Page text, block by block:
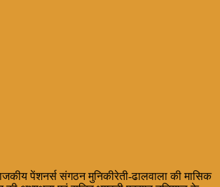
पेंशनर्स संगठन मुनिकीरेती-ढालवाला की मासिक